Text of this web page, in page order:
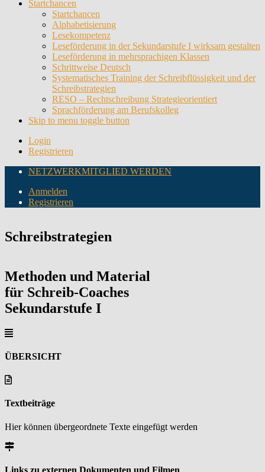
Startchancen
Startchancen
Alphabetisierung
Lesekompetenz
Leseförderung in der Sekundarstufe I wirksam gestalten
Leseförderung in mehrsprachigen Klassen
Schrittweise Deutsch
Systematisches Training der Schreibflüssigkeit und der
Schreibstrategien
RESO – Rechtschreibung Strategieorientiert
Sprachförderung am Berufskolleg
Skip to menu toggle button
Login
Registrieren
NETZWERKMITGLIED WERDEN
Anmelden
Registrieren
Schreibstrategien
Methoden und Material
für Schreib-Coaches
Sekundarstufe I
ÜBERSICHT
Textbeiträge
Hier können übergeordnete Texte eingefügt werden
Links zu externen Dokumenten und Filmen